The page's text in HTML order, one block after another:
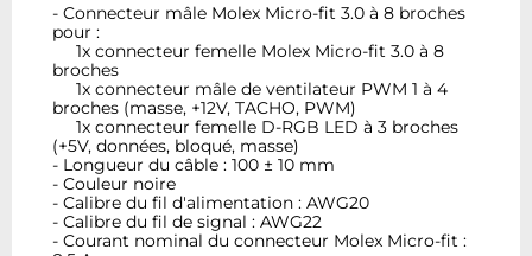
- Connecteur mâle Molex Micro-fit 3.0 à 8 broches
pour :
1x connecteur femelle Molex Micro-fit 3.0 à 8
broches
1x connecteur mâle de ventilateur PWM 1 à 4
broches (masse, +12V, TACHO, PWM)
1x connecteur femelle D-RGB LED à 3 broches
(+5V, données, bloqué, masse)
- Longueur du câble : 100 ± 10 mm
- Couleur noire
- Calibre du fil d'alimentation : AWG20
- Calibre du fil de signal : AWG22
- Courant nominal du connecteur Molex Micro-fit :